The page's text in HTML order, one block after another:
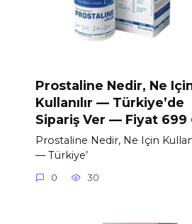
Prostaline Nedir, Ne
Kullanılır — Türkiye’de
Sipariş Ver — Fiyat 699
Prostaline Nedir, Ne Için
— Türkiye’
0 30